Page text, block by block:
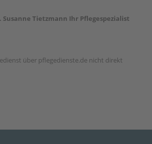
Susanne Tietzmann Ihr Pflegespezialist
über pflegedienste.de nicht direkt